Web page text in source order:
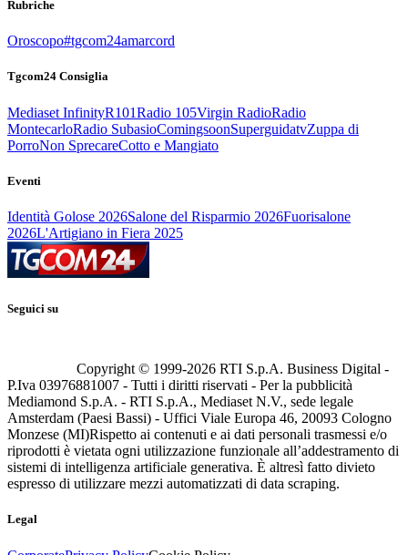
Rubriche
Oroscopo#tgcom24amarcord
Tgcom24 Consiglia
Mediaset InfinityR101Radio 105Virgin RadioRadio
MontecarloRadio SubasioComingsoonSuperguidatvZuppa di
PorroNon SprecareCotto e Mangiato
Eventi
Identità Golose 2026Salone del Risparmio 2026Fuorisalone
2026L'Artigiano in Fiera 2025
Seguici su
Copyright © 1999-2026 RTI S.p.A. Business Digital -
P.Iva 03976881007 - Tutti i diritti riservati - Per la pubblicità
Mediamond S.p.A. - RTI S.p.A., Mediaset N.V., sede legale
Amsterdam (Paesi Bassi) - Uffici Viale Europa 46, 20093 Cologno
Monzese (MI)Rispetto ai contenuti e ai dati personali trasmessi e/o
riprodotti è vietata ogni utilizzazione funzionale all’addestramento di
sistemi di intelligenza artificiale generativa. È altresì fatto divieto
espresso di utilizzare mezzi automatizzati di data scraping.
Legal